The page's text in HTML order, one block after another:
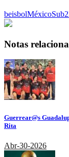
beisbolMéxico
Notas
Guerrear@s
Rita
Abr-30-2026